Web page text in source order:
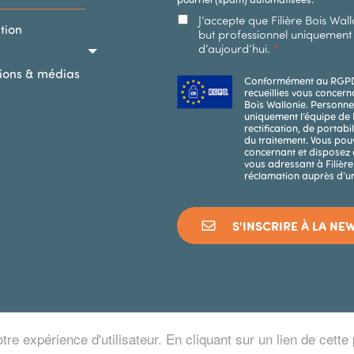
expérience d'utilisateur. En cliquant sur un lien de
MENU
& médias
J’accepte que Filière Bois
but professionnel
d’aujourd’hui.
Conformément au
recueillies vous
Bois Wallonie.
uniquement l’équipe
rectification, de
du traitement. Vous
concernant et
vous adressant à
réclamation auprès
S'INSCRIRE À LA